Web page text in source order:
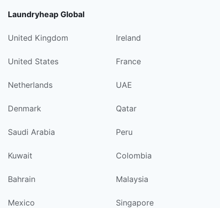
Laundryheap Global
United Kingdom Ireland
United States France
Netherlands UAE
Denmark Qatar
Saudi Arabia Peru
Kuwait Colombia
Bahrain Malaysia
Mexico Singapore